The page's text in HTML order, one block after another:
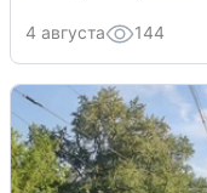
4 августа 144